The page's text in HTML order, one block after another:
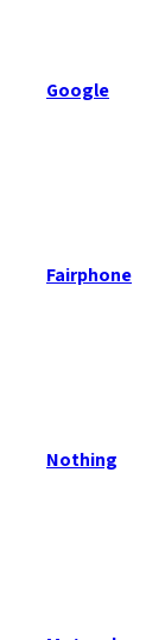
Google
Fairphone
Nothing